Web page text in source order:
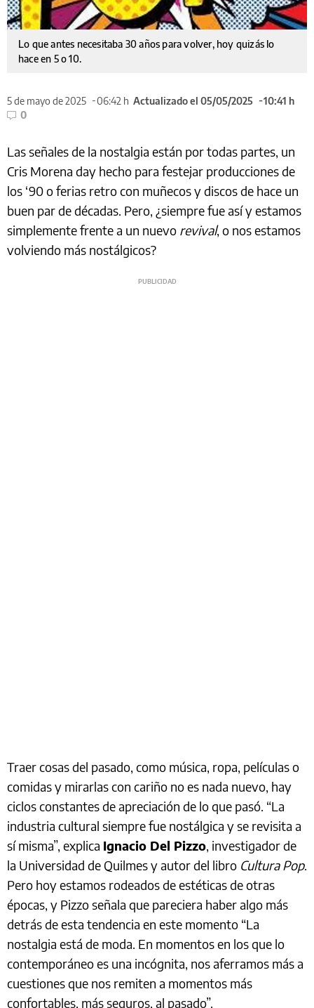
Lo que antes necesitaba 30 años para volver, hoy quizás lo
hace en 5 o 10.
5 de mayo de 2025 06:42 h Actualizado el 05/05/2025
10:41 h
0
Las señales de la nostalgia están por todas partes, un
Cris Morena day hecho para festejar producciones de
los ‘90 o ferias retro con muñecos y discos de hace un
buen par de décadas. Pero, ¿siempre fue así y estamos
simplemente frente a un nuevo revival, o nos estamos
volviendo más nostálgicos?
Traer cosas del pasado, como música, ropa, películas o
comidas y mirarlas con cariño no es nada nuevo, hay
ciclos constantes de apreciación de lo que pasó. “La
industria cultural siempre fue nostálgica y se revisita a
sí misma”, explica Ignacio Del Pizzo, investigador de
la Universidad de Quilmes y autor del libro Cultura Pop.
Pero hoy estamos rodeados de estéticas de otras
épocas, y Pizzo señala que pareciera haber algo más
detrás de esta tendencia en este momento “La
nostalgia está de moda. En momentos en los que lo
contemporáneo es una incógnita, nos aferramos más a
cuestiones que nos remiten a momentos más
confortables, más seguros, al pasado”.